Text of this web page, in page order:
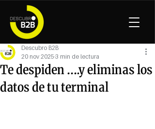
Te despiden ….y eliminas los
datos de tu terminal
Descubro B2B
20 nov 2025 3 min de lectura